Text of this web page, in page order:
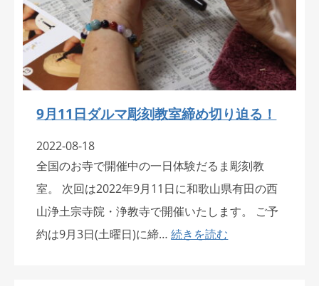
9月11日ダルマ彫刻教室締め切り迫る！
2022-08-18
全国のお寺で開催中の一日体験だるま彫刻教
室。 次回は2022年9月11日に和歌山県有田の西
山浄土宗寺院・浄教寺で開催いたします。 ご予
約は9月3日(土曜日)に締…続きを読む